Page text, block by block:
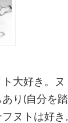
大好き。
り(自分を
ヌトは好き